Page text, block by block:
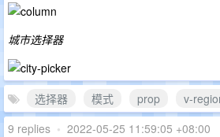
城市选择器
选择器 模式 prop
v-
9 replies • 2022-05-25 11:59:05 +08:00